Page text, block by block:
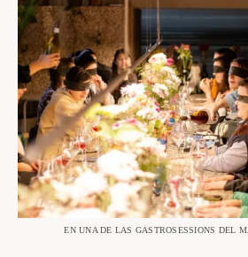
EN UNA DE LAS GASTROSESSIONS DEL